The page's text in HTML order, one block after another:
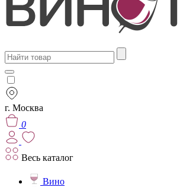
г. Москва
0
Весь каталог
Вино